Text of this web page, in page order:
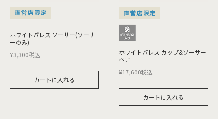
直営店限定
ホワイトパレス ソーサー(ソーサ
ーのみ)
¥3,300税込
カートに入れる
直営店限定
ホワイトパレス カップ&ソーサー
ペア
¥17,600税込
カートに入れる